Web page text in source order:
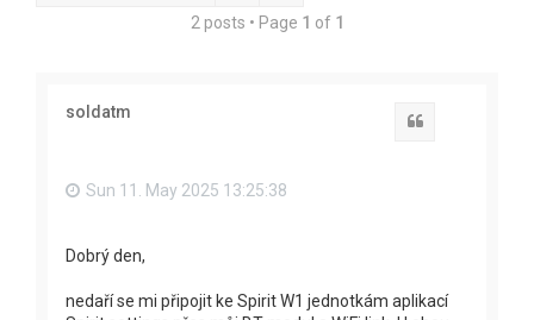
2 posts • Page 1 of 1
soldatm
Sun 11. May 2025 13:25:38
Dobrý den,
nedaří se mi připojit ke Spirit W1 jednotkám aplikací